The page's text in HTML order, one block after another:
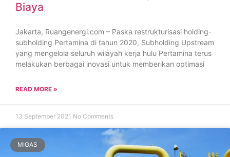
Biaya
Jakarta, Ruangenergi.com – Paska restrukturisasi holding-
subholding Pertamina di tahun 2020, Subholding Upstream
yang mengelola seluruh wilayah kerja hulu Pertamina terus
melakukan berbagai inovasi untuk memberikan optimasi
READ MORE »
13 September 2021 No Comments
MIGAS